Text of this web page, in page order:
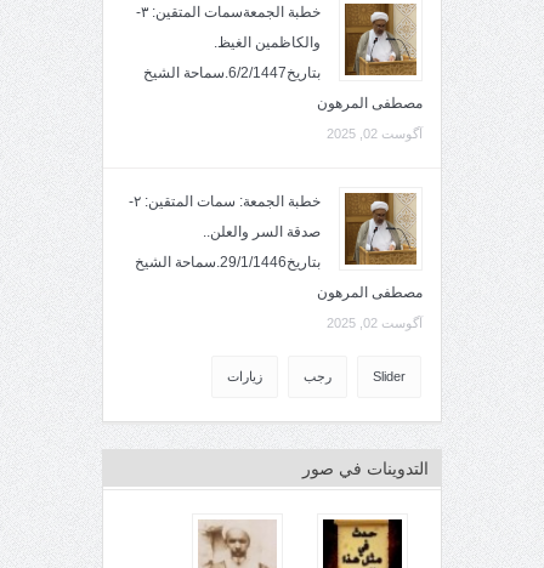
خطبة الجمعةسمات المتقين: ٣-
والكاظمين الغيظ.
بتاريخ6/2/1447.سماحة الشيخ
مصطفى المرهون
آگوست 02, 2025
خطبة الجمعة: سمات المتقين: ٢-
صدقة السر والعلن..
بتاريخ29/1/1446.سماحة الشيخ
مصطفى المرهون
آگوست 02, 2025
Slider رجب زيارات
التدوينات في صور